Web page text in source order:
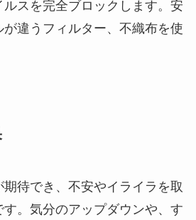
スを完全ブロックします。安
違うフィルター、不織布を使
待でき、不安やイライラを取
す。気分のアップダウンや、す